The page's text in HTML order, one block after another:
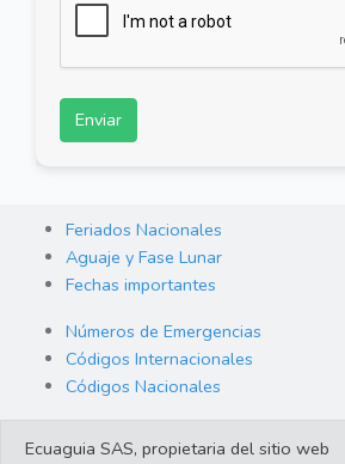
Enviar
Feriados Nacionales
Aguaje y Fase Lunar
Fechas importantes
Números de Emergencias
Códigos Internacionales
Códigos Nacionales
Ecuaguia SAS, propietaria del sitio web